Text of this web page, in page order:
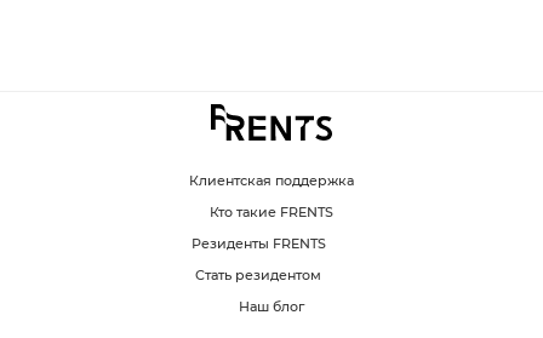
Клиентская поддержка
Кто такие FRENTS
Резиденты FRENTS
Стать резидентом
Наш блог